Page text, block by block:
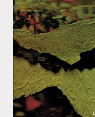
Conclusion
En s’attaquant aux
qu’aux sources, l’UE
face à la
permet de
l’application du droit
sponsorisée par des
normatif ne saurait à